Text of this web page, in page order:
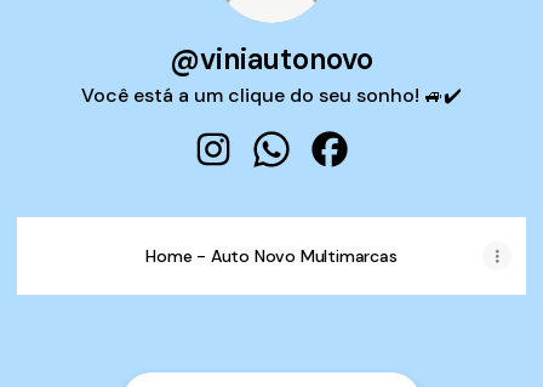
@viniautonovo
Você está a um clique do seu sonho! 🚙✔️
Home - Auto Novo Multimarcas